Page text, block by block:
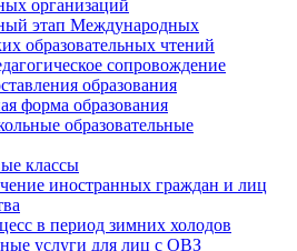
организаций
этап Международных
образовательных чтений
сопровождение
образования
форма образования
образовательные
классы
иностранных граждан и лиц
в период зимних холодов
услуги для лиц с ОВЗ